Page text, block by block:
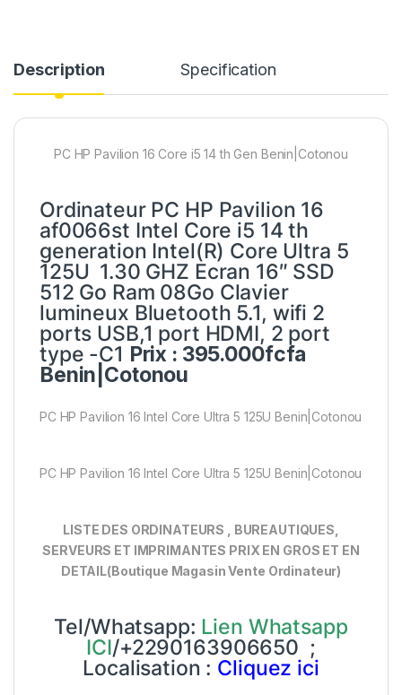
Description Specification
PC HP Pavilion 16 Core i5 14 th Gen Benin|Cotonou
Ordinateur PC HP Pavilion 16
af0066st Intel Core i5 14 th
generation Intel(R) Core Ultra 5
125U 1.30 GHZ Ecran 16″ SSD
512 Go Ram 08Go Clavier
lumineux Bluetooth 5.1, wifi 2
ports USB,1 port HDMI, 2 port
type -C1 Prix : 395.000fcfa
Benin|Cotonou
PC HP Pavilion 16 Intel Core Ultra 5 125U Benin|Cotonou
PC HP Pavilion 16 Intel Core Ultra 5 125U Benin|Cotonou
LISTE DES ORDINATEURS , BUREAUTIQUES,
SERVEURS ET IMPRIMANTES PRIX EN GROS ET EN
DETAIL(Boutique Magasin Vente Ordinateur)
Tel/Whatsapp: Lien Whatsapp
ICI/+2290163906650 ;
Localisation : Cliquez ici